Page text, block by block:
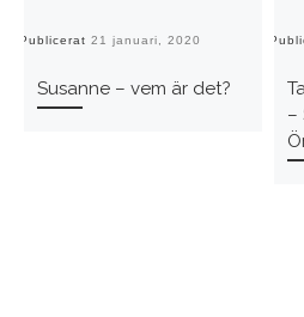
Publicerat 21 januari, 2020
Susanne – vem är det?
–